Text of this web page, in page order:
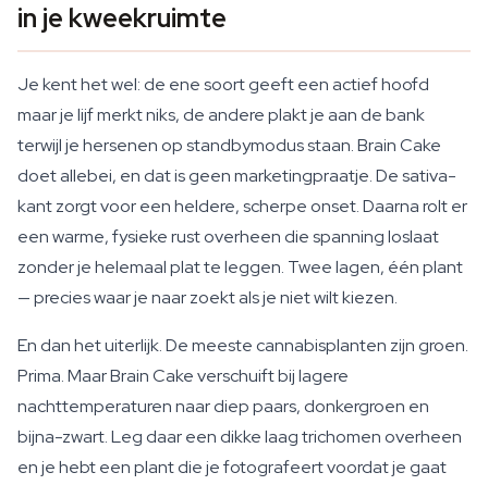
in je kweekruimte
Je kent het wel: de ene soort geeft een actief hoofd
maar je lijf merkt niks, de andere plakt je aan de bank
terwijl je hersenen op standbymodus staan. Brain Cake
doet allebei, en dat is geen marketingpraatje. De sativa-
kant zorgt voor een heldere, scherpe onset. Daarna rolt er
een warme, fysieke rust overheen die spanning loslaat
zonder je helemaal plat te leggen. Twee lagen, één plant
— precies waar je naar zoekt als je niet wilt kiezen.
En dan het uiterlijk. De meeste cannabisplanten zijn groen.
Prima. Maar Brain Cake verschuift bij lagere
nachttemperaturen naar diep paars, donkergroen en
bijna-zwart. Leg daar een dikke laag trichomen overheen
en je hebt een plant die je fotografeert voordat je gaat